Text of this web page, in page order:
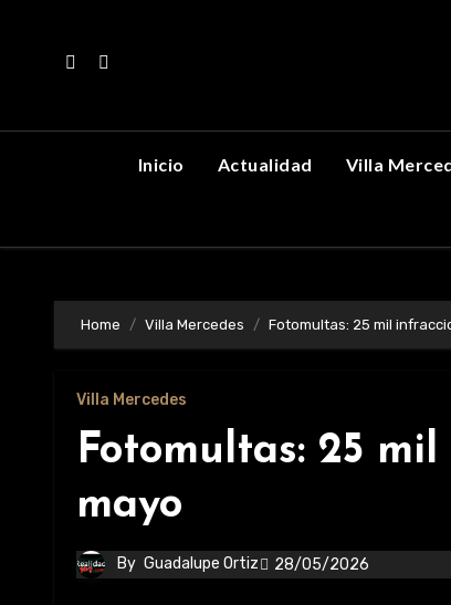
Inicio Actualidad Villa
Home Villa Mercedes Fotomultas: 25 mil
Villa Mercedes
Fotomultas: 25
mayo
By Guadalupe Ortiz 28/05/2026